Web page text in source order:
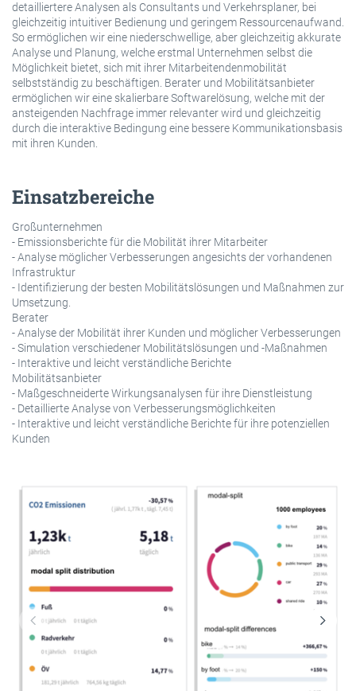
detailliertere Analysen als Consultants und Verkehrsplaner, bei
gleichzeitig intuitiver Bedienung und geringem Ressourcenaufwand.
So ermöglichen wir eine niederschwellige, aber gleichzeitig akkurate
Analyse und Planung, welche erstmal Unternehmen selbst die
Möglichkeit bietet, sich mit ihrer Mitarbeitendenmobilität
selbstständig zu beschäftigen. Berater und Mobilitätsanbieter
ermöglichen wir eine skalierbare Softwarelösung, welche mit der
ansteigenden Nachfrage immer relevanter wird und gleichzeitig
durch die interaktive Bedingung eine bessere Kommunikationsbasis
mit ihren Kunden.
Einsatzbereiche
Großunternehmen
- Emissionsberichte für die Mobilität ihrer Mitarbeiter
- Analyse möglicher Verbesserungen angesichts der vorhandenen
Infrastruktur
- Identifizierung der besten Mobilitätslösungen und Maßnahmen zur
Umsetzung.
Berater
- Analyse der Mobilität ihrer Kunden und möglicher Verbesserungen
- Simulation verschiedener Mobilitätslösungen und -Maßnahmen
- Interaktive und leicht verständliche Berichte
Mobilitätsanbieter
- Maßgeschneiderte Wirkungsanalysen für ihre Dienstleistung
- Detaillierte Analyse von Verbesserungsmöglichkeiten
- Interaktive und leicht verständliche Berichte für ihre potenziellen
Kunden